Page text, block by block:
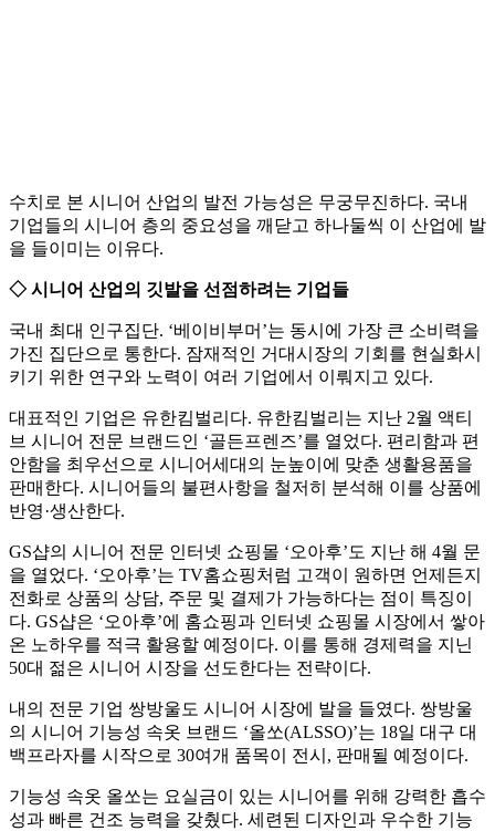
수치로 본 시니어 산업의 발전 가능성은 무궁무진하다. 국내
기업들의 시니어 층의 중요성을 깨닫고 하나둘씩 이 산업에 발
을 들이미는 이유다.
◇ 시니어 산업의 깃발을 선점하려는 기업들
국내 최대 인구집단. ‘베이비부머’는 동시에 가장 큰 소비력을
가진 집단으로 통한다. 잠재적인 거대시장의 기회를 현실화시
키기 위한 연구와 노력이 여러 기업에서 이뤄지고 있다.
대표적인 기업은 유한킴벌리다. 유한킴벌리는 지난 2월 액티
브 시니어 전문 브랜드인 ‘골든프렌즈’를 열었다. 편리함과 편
안함을 최우선으로 시니어세대의 눈높이에 맞춘 생활용품을
판매한다. 시니어들의 불편사항을 철저히 분석해 이를 상품에
반영·생산한다.
GS샵의 시니어 전문 인터넷 쇼핑몰 ‘오아후’도 지난 해 4월 문
을 열었다. ‘오아후’는 TV홈쇼핑처럼 고객이 원하면 언제든지
전화로 상품의 상담, 주문 및 결제가 가능하다는 점이 특징이
다. GS샵은 ‘오아후’에 홈쇼핑과 인터넷 쇼핑몰 시장에서 쌓아
온 노하우를 적극 활용할 예정이다. 이를 통해 경제력을 지닌
50대 젊은 시니어 시장을 선도한다는 전략이다.
내의 전문 기업 쌍방울도 시니어 시장에 발을 들였다. 쌍방울
의 시니어 기능성 속옷 브랜드 ‘올쏘(ALSSO)’는 18일 대구 대
백프라자를 시작으로 30여개 품목이 전시, 판매될 예정이다.
기능성 속옷 올쏘는 요실금이 있는 시니어를 위해 강력한 흡수
성과 빠른 건조 능력을 갖췄다. 세련된 디자인과 우수한 기능